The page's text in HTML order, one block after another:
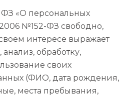
ФЗ «О персональных
№152-ФЗ свободно,
интересе выражает
анализ, обработку,
своих
(ФИО, дата рождения,
места пребывания,